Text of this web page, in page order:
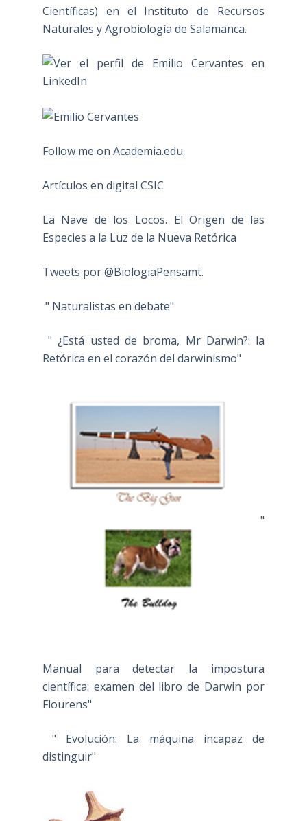
Científicas) en el Instituto de Recursos
Naturales y Agrobiología de Salamanca.
Follow me on Academia.edu
Artículos en digital CSIC
La Nave de los Locos. El Origen de las
Especies a la Luz de la Nueva Retórica
Tweets por @BiologiaPensamt.
" Naturalistas en debate"
" ¿Está usted de broma, Mr Darwin?: la
Retórica en el corazón del darwinismo"
"
Manual para detectar la impostura
científica: examen del libro de Darwin por
Flourens"
" Evolución: La máquina incapaz de
distinguir"